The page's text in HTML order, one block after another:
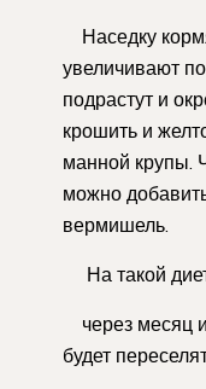
Наседку
увеличивают
подрастут и
крошить и
манной крупы.
можно
вермишель.
На такой
через месяц
будет